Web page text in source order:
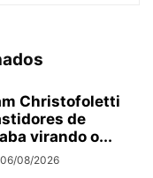
Christofoletti
de
virando o...
06/08/2026